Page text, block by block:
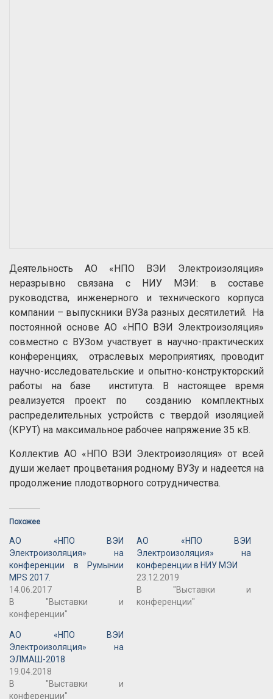
Деятельность АО «НПО ВЭИ Электроизоляция»
неразрывно связана с НИУ МЭИ: в составе
руководства, инженерного и технического корпуса
компании – выпускники ВУЗа разных десятилетий. На
постоянной основе АО «НПО ВЭИ Электроизоляция»
совместно с ВУЗом участвует в научно-практических
конференциях, отраслевых мероприятиях, проводит
научно-исследовательские и опытно-конструкторский
работы на базе института. В настоящее время
реализуется проект по созданию комплектных
распределительных устройств с твердой изоляцией
(КРУТ) на максимальное рабочее напряжение 35 кВ.
Коллектив АО «НПО ВЭИ Электроизоляция» от всей
души желает процветания родному ВУЗу и надеется на
продолжение плодотворного сотрудничества.
Похожее
АО «НПО ВЭИ
Электроизоляция» на
конференции в Румынии
MPS 2017.
14.06.2017
В "Выставки и
конференции"
АО «НПО ВЭИ
Электроизоляция» на
конференции в НИУ МЭИ
23.12.2019
В "Выставки и
конференции"
АО «НПО ВЭИ
Электроизоляция» на
ЭЛМАШ-2018
19.04.2018
В "Выставки и
конференции"